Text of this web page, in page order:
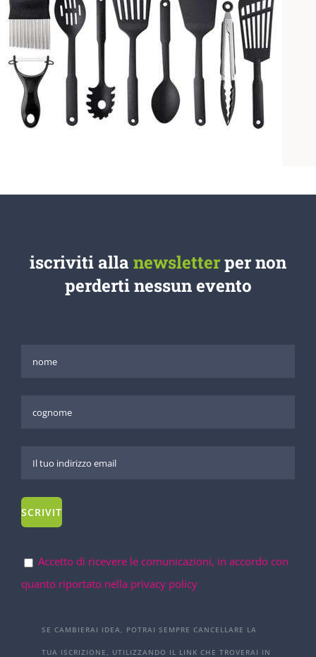
iscriviti allanewsletterper non
perderti nessun evento
Accetto di ricevere le comunicazioni, in accordo con
quanto riportato nella privacy policy
SE CAMBIERAI IDEA, POTRAI SEMPRE CANCELLARE LA
TUA ISCRIZIONE, UTILIZZANDO IL LINK CHE TROVERAI IN